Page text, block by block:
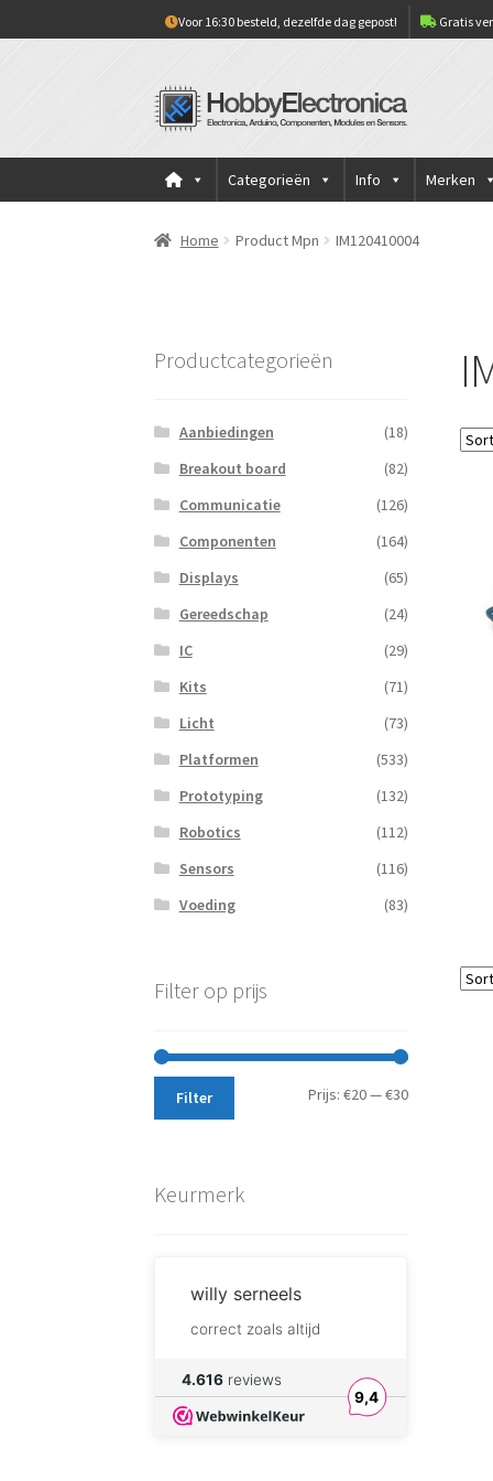
Voor 16:30 besteld, dezelfde dag gepost! Gratis
Ga
door
navigatie
Ga
naar
inhoud
Categorieën Info Merken
Home Product Mpn IM120410004
Productcategorieën
Aanbiedingen
(18)
Breakout board
(82)
Communicatie
(126)
Componenten
(164)
Displays
(65)
Gereedschap
(24)
IC
(29)
Kits
(71)
Licht
(73)
Platformen
(533)
Prototyping
(132)
Robotics
(112)
Sensors
(116)
Voeding
(83)
Filter op prijs
Min.
Max.
Filter Prijs:€20—€30
Keurmerk
willy serneels
correct zoals altijd
I will definitely buy
components from their
4.616 reviews
9,4